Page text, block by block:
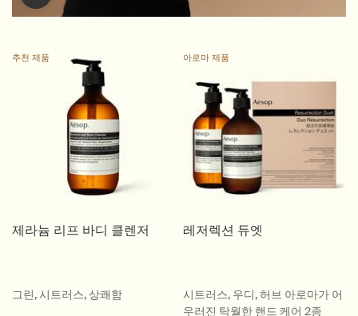
추천 제품
제라늄 리프 바디 클렌저
그린, 시트러스, 상쾌함
아로마 제품
레저렉션 듀엣
시트러스, 우디, 허브 아로마가 어
우러진 탁월한 핸드 케어 2종